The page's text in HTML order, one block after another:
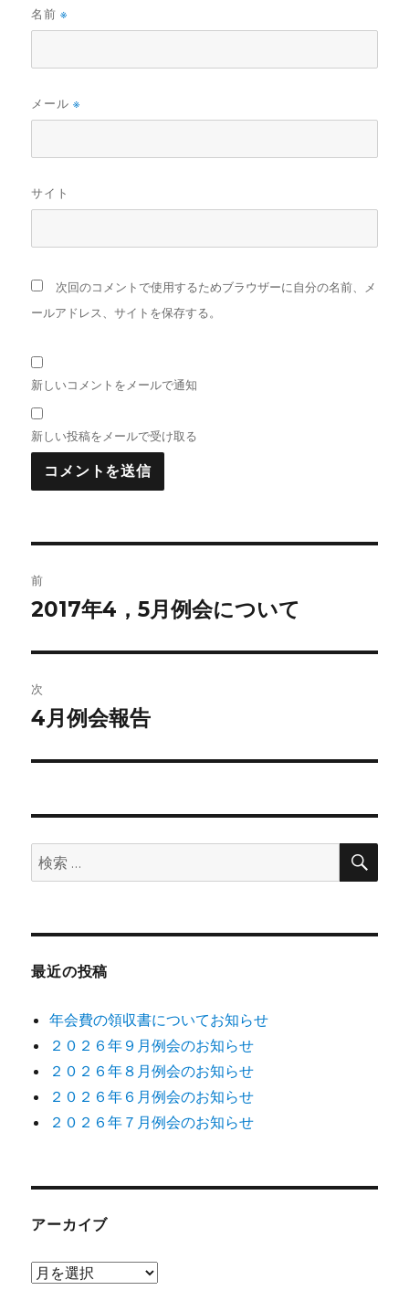
名前※
メール※
サイト
次回のコメントで使用するためブラウザーに自分の名前、メ
ールアドレス、サイトを保存する。
新しいコメントをメールで通知
新しい投稿をメールで受け取る
稿
ビ
ゲ
ー
ン
前
前
投
稿:
2017年4，5月例会について
次
次
投
4月例会報告
検
索:
検
最近の投稿
年会費の領収書についてお知らせ
２０２６年９月例会のお知らせ
２０２６年８月例会のお知らせ
２０２６年６月例会のお知らせ
２０２６年７月例会のお知らせ
アーカイブ
ア